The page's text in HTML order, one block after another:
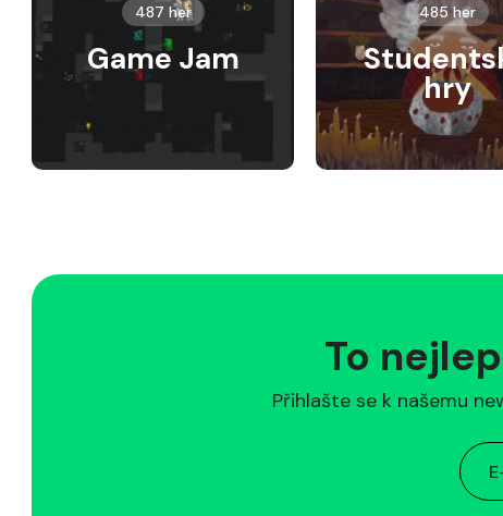
487 her
Game Jam
485 her
hry
To
Přihlašte se k našemu